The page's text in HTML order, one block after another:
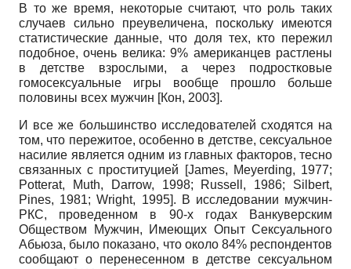
В то же время, некоторые считают, что роль таких
случаев сильно преувеличена, поскольку имеются
статистические данные, что доля тех, кто пережил
подобное, очень велика: 9% американцев растлены
в детстве взрослыми, а через подростковые
гомосексуальные игры вообще прошло больше
половины всех мужчин [Кон, 2003].
И все же большинство исследователей сходятся на
том, что пережитое, особенно в детстве, сексуальное
насилие является одним из главных факторов, тесно
связанных с проституцией [James, Meyerding, 1977;
Potterat, Muth, Darrow, 1998; Russell, 1986; Silbert,
Pines, 1981; Wright, 1995]. В исследовании мужчин-
РКС, проведенном в 90-х годах Ванкуверским
Обществом Мужчин, Имеющих Опыт Сексуального
Абьюза, было показано, что около 84% респондентов
сообщают о перенесенном в детстве сексуальном